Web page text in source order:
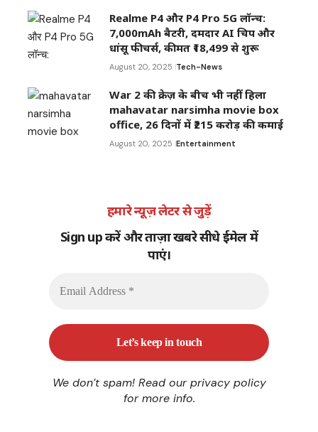
Realme P4 और P4 Pro 5G लॉन्च:
7,000mAh बैटरी, दमदार AI चिप और
धांसू फीचर्स, कीमत ₹18,499 से शुरू
August 20, 2025 Tech-News
War 2 की क्रेज़ के बीच भी नहीं हिला
mahavatar narsimha movie box
office, 26 दिनों में ₹215 करोड़ की कमाई
August 20, 2025 Entertainment
हमारे न्यूज़ लेटर से जुड़ें
Sign up करें और ताज़ा खबरे सीधे ईमेल में
पाएं।
We don’t spam! Read ourprivacy policy
for more info.